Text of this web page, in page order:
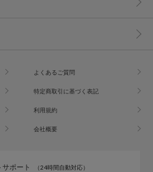
よくあるご質問
特定商取引に基づく表記
利用規約
会社概要
ポート （24時間自動対応）